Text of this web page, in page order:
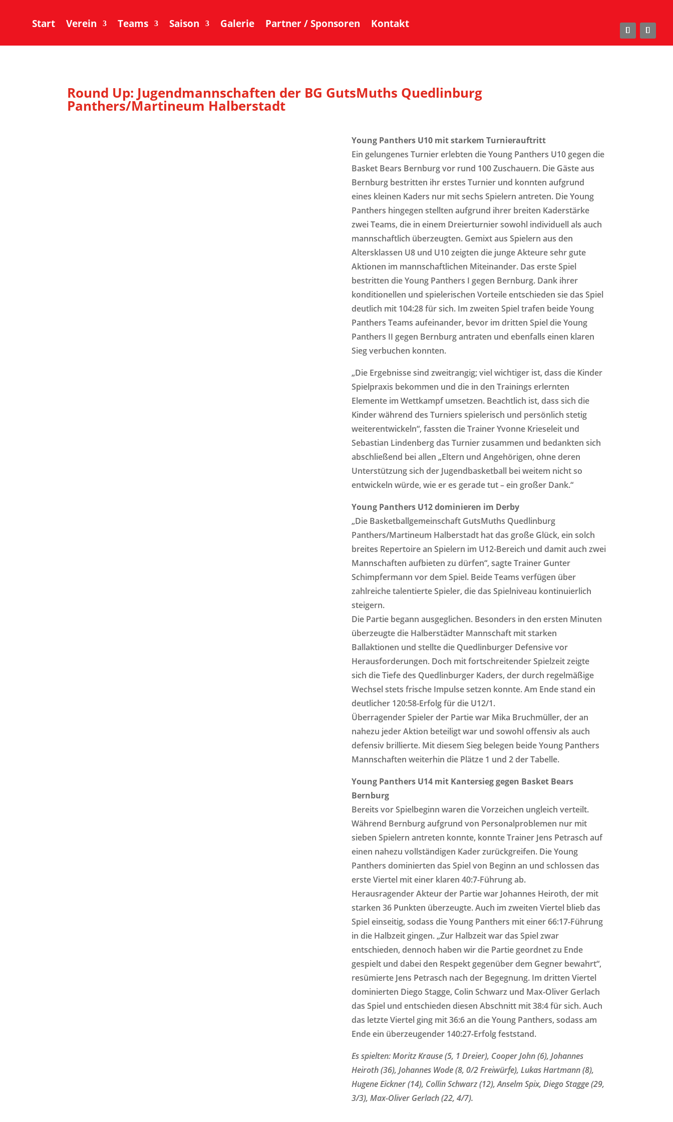
Start Verein Teams Saison Galerie Partner / Sponsoren Kontakt
Round Up: Jugendmannschaften der BG GutsMuths Quedlinburg
Panthers/Martineum Halberstadt
Young Panthers U10 mit starkem Turnierauftritt
Ein gelungenes Turnier erlebten die Young Panthers U10 gegen die
Basket Bears Bernburg vor rund 100 Zuschauern. Die Gäste aus
Bernburg bestritten ihr erstes Turnier und konnten aufgrund
eines kleinen Kaders nur mit sechs Spielern antreten. Die Young
Panthers hingegen stellten aufgrund ihrer breiten Kaderstärke
zwei Teams, die in einem Dreierturnier sowohl individuell als auch
mannschaftlich überzeugten. Gemixt aus Spielern aus den
Altersklassen U8 und U10 zeigten die junge Akteure sehr gute
Aktionen im mannschaftlichen Miteinander. Das erste Spiel
bestritten die Young Panthers I gegen Bernburg. Dank ihrer
konditionellen und spielerischen Vorteile entschieden sie das Spiel
deutlich mit 104:28 für sich. Im zweiten Spiel trafen beide Young
Panthers Teams aufeinander, bevor im dritten Spiel die Young
Panthers II gegen Bernburg antraten und ebenfalls einen klaren
Sieg verbuchen konnten.
„Die Ergebnisse sind zweitrangig; viel wichtiger ist, dass die Kinder
Spielpraxis bekommen und die in den Trainings erlernten
Elemente im Wettkampf umsetzen. Beachtlich ist, dass sich die
Kinder während des Turniers spielerisch und persönlich stetig
weiterentwickeln“, fassten die Trainer Yvonne Krieseleit und
Sebastian Lindenberg das Turnier zusammen und bedankten sich
abschließend bei allen „Eltern und Angehörigen, ohne deren
Unterstützung sich der Jugendbasketball bei weitem nicht so
entwickeln würde, wie er es gerade tut – ein großer Dank.“
Young Panthers U12 dominieren im Derby
„Die Basketballgemeinschaft GutsMuths Quedlinburg
Panthers/Martineum Halberstadt hat das große Glück, ein solch
breites Repertoire an Spielern im U12-Bereich und damit auch zwei
Mannschaften aufbieten zu dürfen“, sagte Trainer Gunter
Schimpfermann vor dem Spiel. Beide Teams verfügen über
zahlreiche talentierte Spieler, die das Spielniveau kontinuierlich
steigern.
Die Partie begann ausgeglichen. Besonders in den ersten Minuten
überzeugte die Halberstädter Mannschaft mit starken
Ballaktionen und stellte die Quedlinburger Defensive vor
Herausforderungen. Doch mit fortschreitender Spielzeit zeigte
sich die Tiefe des Quedlinburger Kaders, der durch regelmäßige
Wechsel stets frische Impulse setzen konnte. Am Ende stand ein
deutlicher 120:58-Erfolg für die U12/1.
Überragender Spieler der Partie war Mika Bruchmüller, der an
nahezu jeder Aktion beteiligt war und sowohl offensiv als auch
defensiv brillierte. Mit diesem Sieg belegen beide Young Panthers
Mannschaften weiterhin die Plätze 1 und 2 der Tabelle.
Young Panthers U14 mit Kantersieg gegen Basket Bears
Bernburg
Bereits vor Spielbeginn waren die Vorzeichen ungleich verteilt.
Während Bernburg aufgrund von Personalproblemen nur mit
sieben Spielern antreten konnte, konnte Trainer Jens Petrasch auf
einen nahezu vollständigen Kader zurückgreifen. Die Young
Panthers dominierten das Spiel von Beginn an und schlossen das
erste Viertel mit einer klaren 40:7-Führung ab.
Herausragender Akteur der Partie war Johannes Heiroth, der mit
starken 36 Punkten überzeugte. Auch im zweiten Viertel blieb das
Spiel einseitig, sodass die Young Panthers mit einer 66:17-Führung
in die Halbzeit gingen. „Zur Halbzeit war das Spiel zwar
entschieden, dennoch haben wir die Partie geordnet zu Ende
gespielt und dabei den Respekt gegenüber dem Gegner bewahrt“,
resümierte Jens Petrasch nach der Begegnung. Im dritten Viertel
dominierten Diego Stagge, Colin Schwarz und Max-Oliver Gerlach
das Spiel und entschieden diesen Abschnitt mit 38:4 für sich. Auch
das letzte Viertel ging mit 36:6 an die Young Panthers, sodass am
Ende ein überzeugender 140:27-Erfolg feststand.
Es spielten: Moritz Krause (5, 1 Dreier), Cooper John (6), Johannes
Heiroth (36), Johannes Wode (8, 0/2 Freiwürfe), Lukas Hartmann (8),
Hugene Eickner (14), Collin Schwarz (12), Anselm Spix, Diego Stagge (29,
3/3), Max-Oliver Gerlach (22, 4/7).